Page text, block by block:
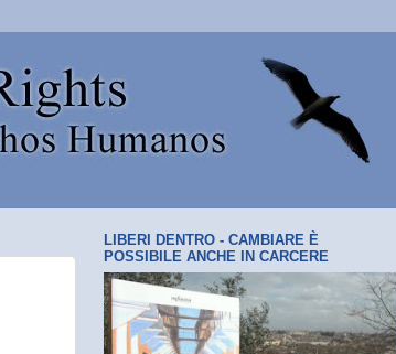
LIBERI DENTRO - CAMBIARE È
POSSIBILE ANCHE IN CARCERE